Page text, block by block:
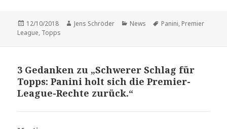
Veröffentlicht
am
12/10/2018 Autor
Jens Schröder Kategorien
News Schlagwörter
Panini, Premier
League, Topps
3 Gedanken zu „Schwerer Schlag für
Topps: Panini holt sich die Premier-
League-Rechte zurück.“